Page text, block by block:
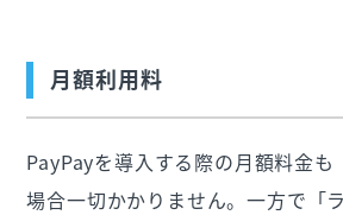
月額利用料
PayPayを導入する際の月額料金も
場合一切かかりません。一方で「